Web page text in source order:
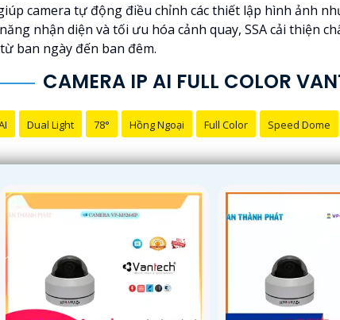
camera tự động điều chỉnh các thiết lập hình ảnh
nhận diện và tối ưu hóa cảnh quay, SSA cải thiện
ban ngày đến ban đêm.
CAMERA IP AI FULL COLOR
Dual Light 78° Hồng Ngoại Full Color Speed Dome